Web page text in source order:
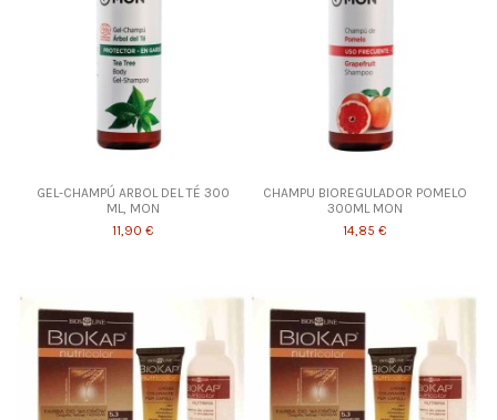
GEL-CHAMPÚ ARBOL DEL TÉ 300
ML, MON
11,90 €
CHAMPU BIOREGULADOR POMELO
300ML MON
14,85 €